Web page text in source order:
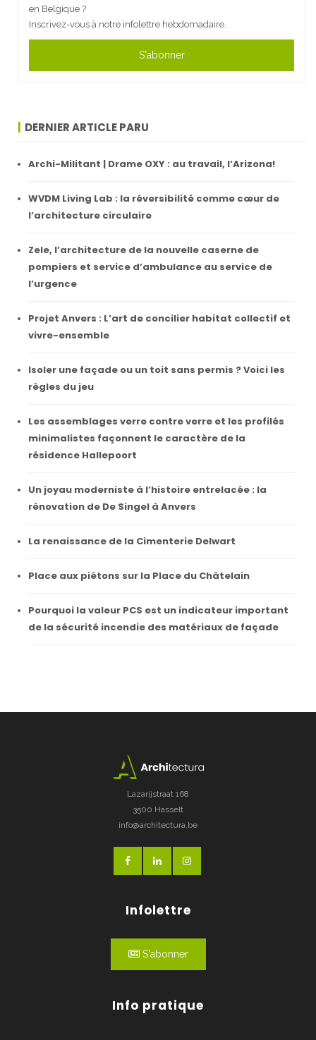
en Belgique ?
Inscrivez-vous à notre infolettre hebdomadaire.
S'abonner
DERNIER ARTICLE PARU
Archi-Militant | Drame OXY : au travail, l’Arizona!
WVDM Living Lab : la réversibilité comme cœur de
l’architecture circulaire
Zele, l’architecture de la nouvelle caserne de
pompiers et service d’ambulance au service de
l’urgence
Projet Anvers : L’art de concilier habitat collectif et
vivre-ensemble
Isoler une façade ou un toit sans permis ? Voici les
règles du jeu
Les assemblages verre contre verre et les profilés
minimalistes façonnent le caractère de la
résidence Hallepoort
Un joyau moderniste à l’histoire entrelacée : la
rénovation de De Singel à Anvers
La renaissance de la Cimenterie Delwart
Place aux piétons sur la Place du Châtelain
Pourquoi la valeur PCS est un indicateur important
de la sécurité incendie des matériaux de façade
Lazarijstraat 168
3500 Hasselt
info@architectura.be
Infolettre
S'abonner
Info pratique